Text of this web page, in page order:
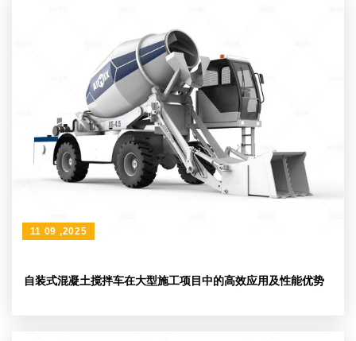
自装式混凝土搅拌车在大型施工项目中的高效应用及性能优势
11 09 ,2025